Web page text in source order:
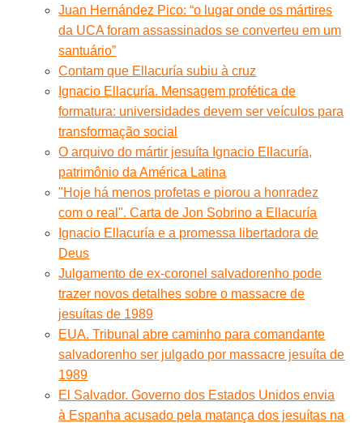
Juan Hernández Pico: “o lugar onde os mártires
da UCA foram assassinados se converteu em um
santuário”
Contam que Ellacuría subiu à cruz
Ignacio Ellacuría. Mensagem profética de
formatura: universidades devem ser veículos para
transformação social
O arquivo do mártir jesuíta Ignacio Ellacuría,
patrimônio da América Latina
"Hoje há menos profetas e piorou a honradez
com o real". Carta de Jon Sobrino a Ellacuría
Ignacio Ellacuría e a promessa libertadora de
Deus
Julgamento de ex-coronel salvadorenho pode
trazer novos detalhes sobre o massacre de
jesuítas de 1989
EUA. Tribunal abre caminho para comandante
salvadorenho ser julgado por massacre jesuíta de
1989
El Salvador. Governo dos Estados Unidos envia
à Espanha acusado pela matança dos jesuítas na